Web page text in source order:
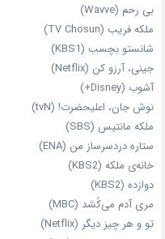
بی‌ رحم (Wavve)
ملکه فریب (TV Chosun)
شانستو بچسب (KBS1)
جینی، آرزو کن (Netflix)
آشوب (Disney+)
نوش جان، اعلیحضرت! (tvN)
ملکه‌ مانتیس (SBS)
ستاره دردسرساز من (ENA)
خانه‌ی ملکه (KBS2)
دوازده (KBS2)
مری آدم می‌کُشد (MBC)
تو و هر چیز دیگر (Netflix)